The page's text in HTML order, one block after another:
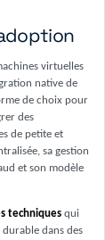
virtuelles
native de
de choix pour
des
de petite et
sa gestion
et son modèle
techniquesqui
dans des